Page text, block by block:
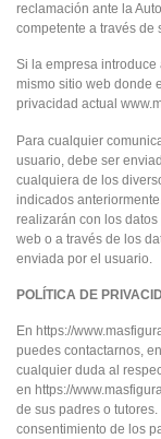
reclamación ante la
competente a través de
Si la empresa
mismo sitio web donde
privacidad actual
Para cualquier
usuario, debe ser
cualquiera de los
indicados
realizarán con los
web o a través de los
enviada por el usuario.
POLÍTICA DE
En https://
puedes contactarnos,
cualquier duda al
en https://
de sus padres o
consentimiento de los